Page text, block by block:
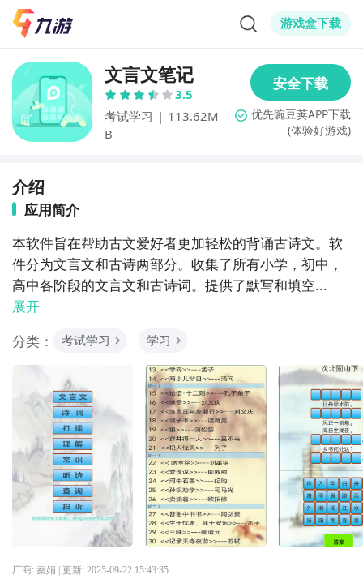
游戏盒下载
文言文笔记
3.5
考试学习 | 113.62M
B
(体验好游戏)
介绍
应用简介
本软件旨在帮助古文爱好者更加轻松的背诵古诗文。软
件分为文言文和古诗两部分。收集了所有小学，初中，
高中各阶段的文言文和古诗词。提供了默写和填空...
展开
分类：
考试学习 学习
厂商: 秦娟 | 更新: 2025-09-22 15:43:35